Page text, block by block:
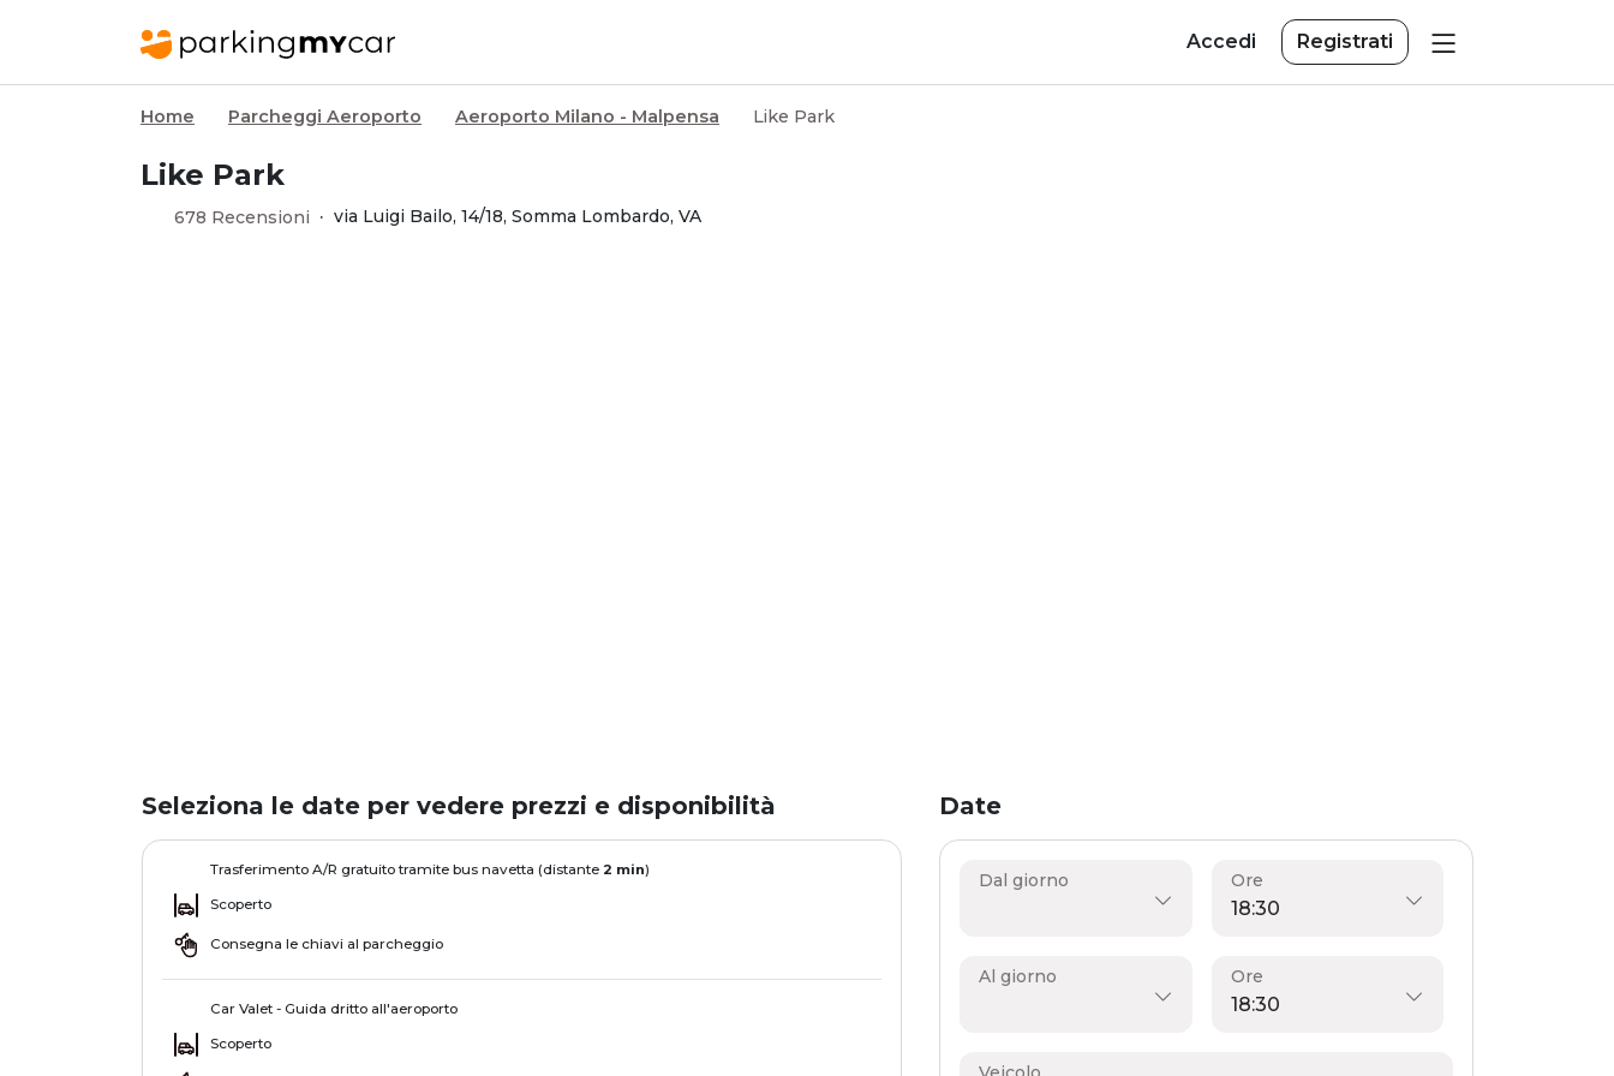
Accedi Registrati
Home Parcheggi Aeroporto Aeroporto Milano - Malpensa Like Park
Like Park
678 Recensioni · via Luigi Bailo, 14/18, Somma Lombardo, VA
Date
Dal giorno Ore
Al giorno Ore
Seleziona le date per vedere prezzi e disponibilità
Trasferimento A/R gratuito tramite bus navetta (distante 2 min)
Scoperto
Consegna le chiavi al parcheggio
Car Valet - Guida dritto all'aeroporto
Scoperto